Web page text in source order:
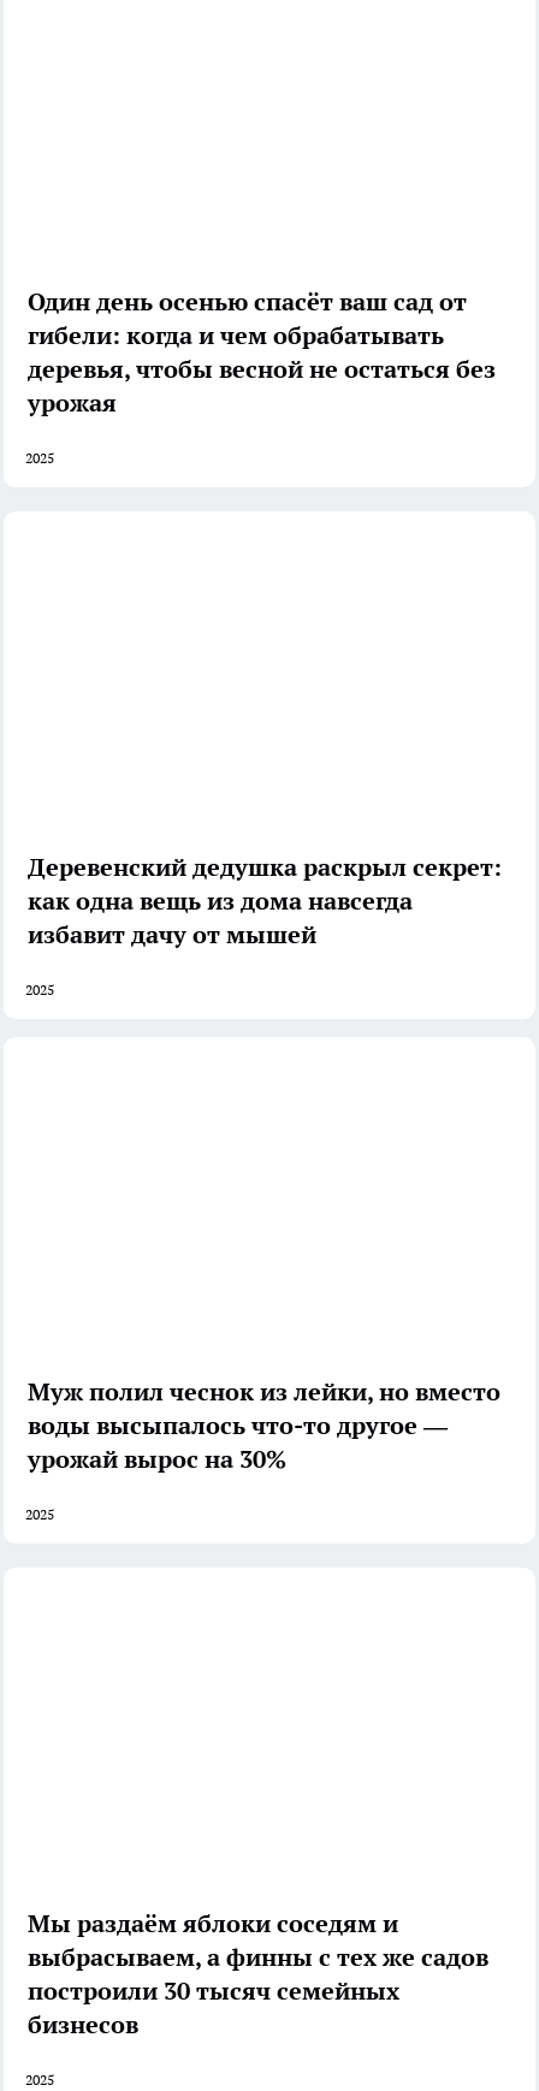
Один день осенью спасёт ваш сад от
гибели: когда и чем обрабатывать
деревья, чтобы весной не остаться без
урожая
2025
Деревенский дедушка раскрыл секрет:
как одна вещь из дома навсегда
избавит дачу от мышей
2025
Муж полил чеснок из лейки, но вместо
воды высыпалось что-то другое —
урожай вырос на 30%
2025
Мы раздаём яблоки соседям и
выбрасываем, а финны с тех же садов
построили 30 тысяч семейных
бизнесов
2025